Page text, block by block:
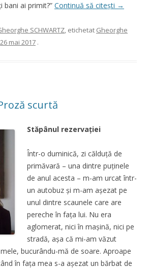
bani ai primit?” Continuă să citești →
SCHWARTZ, etichetat Gheorghe
26 mai 2017 .
scurtă
Stăpânul rezervaţiei
Într-o duminică, zi călduţă de
primăvară – una dintre puţinele
de anul acesta – m-am urcat într-
un autobuz şi m-am aşezat pe
unul dintre scaunele care are
pereche în faţa lui. Nu era
aglomerat, nici în maşină, nici pe
stradă, aşa că mi-am văzut
bucurându-mă de soare. Aproape
în faţa mea s-a aşezat un bărbat de